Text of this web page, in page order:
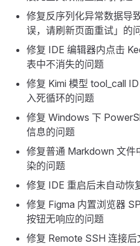
修复反序列化异常数据导
误，请刷新页面重试」的
修复 IDE 编辑器内点击
表中不消失的问题
修复 Kimi 模型 tool_call
入死循环的问题
修复 Windows 下
信息的问题
修复普通 Markdown 文件
染的问题
修复 IDE 重启后未自动恢
修复 Figma 内置浏览器
按钮无响应的问题
修复 Remote SSH 连接